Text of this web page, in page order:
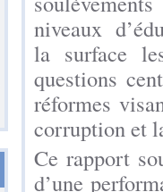
niveaux
la surface
questions
réformes
corruption et
Ce rapport
d’une